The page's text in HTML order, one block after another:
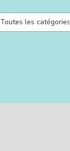
Toutes les catégories